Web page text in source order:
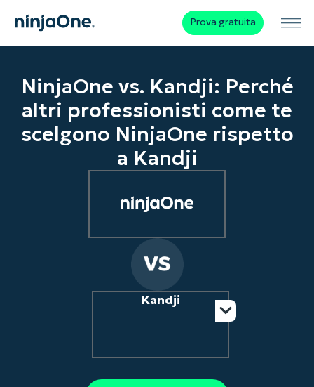
Prova gratuita
NinjaOne vs. Kandji: Perché
altri professionisti come te
scelgono NinjaOne rispetto
a Kandji
Kandji